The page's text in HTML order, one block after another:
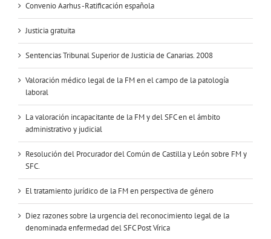
Convenio Aarhus -Ratificación española
Justicia gratuita
Sentencias Tribunal Superior de Justicia de Canarias. 2008
Valoración médico legal de la FM en el campo de la patología
laboral
La valoración incapacitante de la FM y del SFC en el ámbito
administrativo y judicial
Resolución del Procurador del Común de Castilla y León sobre FM y
SFC.
El tratamiento jurídico de la FM en perspectiva de género
Diez razones sobre la urgencia del reconocimiento legal de la
denominada enfermedad del SFC Post Vírica